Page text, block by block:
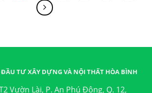
ĐẦU TƯ XÂY DỰNG VÀ NỘI THẤT HÒA BÌNH
Vườn Lài, P. An Phú Đông, Q. 12,